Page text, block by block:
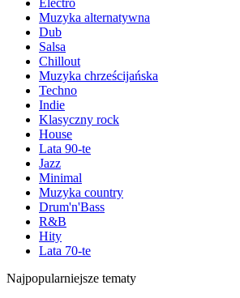
Electro
Muzyka alternatywna
Dub
Salsa
Chillout
Muzyka chrześcijańska
Techno
Indie
Klasyczny rock
House
Lata 90-te
Jazz
Minimal
Muzyka country
Drum'n'Bass
R&B
Hity
Lata 70-te
Najpopularniejsze tematy